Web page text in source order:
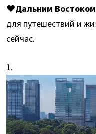
♥Дальним Востоком
для путешествий и
сейчас.
1.